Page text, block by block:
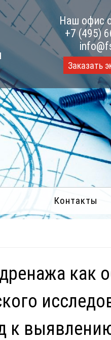
Наш офис
+7 (495)
Заказать
Контакты
как
к